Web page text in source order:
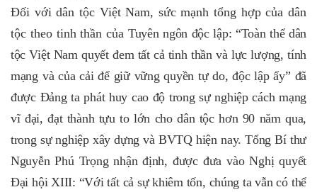
Đối với dân tộc Việt Nam, sức mạnh tổng hợp của dân
tộc theo tinh thần của Tuyên ngôn độc lập: “Toàn thể dân
tộc Việt Nam quyết đem tất cả tinh thần và lực lượng, tính
mạng và của cải để giữ vững quyền tự do, độc lập ấy” đã
được Đảng ta phát huy cao độ trong sự nghiệp cách mạng
vĩ đại, đạt thành tựu to lớn cho dân tộc hơn 90 năm qua,
trong sự nghiệp xây dựng và BVTQ hiện nay. Tổng Bí thư
Nguyễn Phú Trọng nhận định, được đưa vào Nghị quyết
Đại hội XIII: “Với tất cả sự khiêm tốn, chúng ta vẫn có thể